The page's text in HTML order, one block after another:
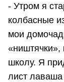
- Утром я
колбасные
мои
«ништячки»,
школу. Я
лист лаваша